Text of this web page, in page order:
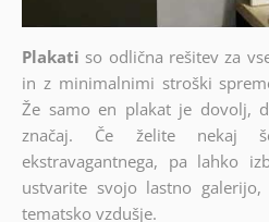
Plakati so odlična rešitev za
in z minimalnimi stroški
Že samo en plakat je dovolj,
značaj. Če želite nekaj
ekstravagantnega, pa lahko
ustvarite svojo lastno
tematsko vzdušje.